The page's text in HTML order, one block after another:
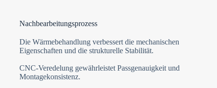
Nachbearbeitungsprozess
Die Wärmebehandlung verbessert die mechanischen
Eigenschaften und die strukturelle Stabilität.
CNC-Veredelung gewährleistet Passgenauigkeit und
Montagekonsistenz.